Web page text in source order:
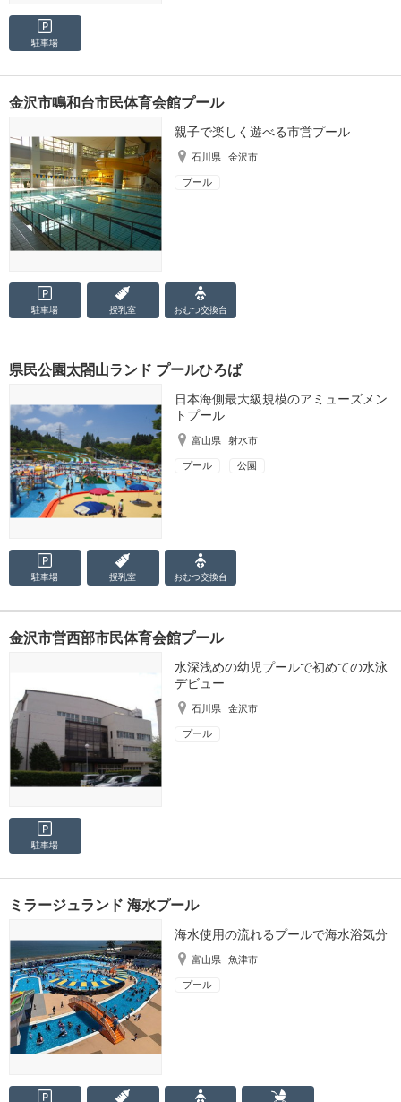
駐車場
金沢市鳴和台市民体育会館プール
親子で楽しく遊べる市営プール
石川県 金沢市
プール
駐車場 授乳室 おむつ交換台
県民公園太閤山ランド プールひろば
日本海側最大級規模のアミューズメン
トプール
富山県 射水市
プール 公園
駐車場 授乳室 おむつ交換台
金沢市営西部市民体育会館プール
水深浅めの幼児プールで初めての水泳
デビュー
石川県 金沢市
プール
駐車場
ミラージュランド 海水プール
海水使用の流れるプールで海水浴気分
富山県 魚津市
プール